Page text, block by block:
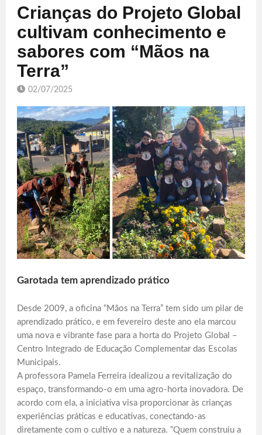
Crianças do Projeto Global
cultivam conhecimento e
sabores com “Mãos na
Terra”
02/07/2025
Garotada tem aprendizado prático
Desde 2009, a oficina “Mãos na Terra” tem sido um pilar de
aprendizado prático, e em fevereiro deste ano ela marcou
uma nova e vibrante fase para a horta do Projeto Global –
Centro Integrado de Educação Complementar das Escolas
Municipais.
A professora Pamela Ferreira idealizou a revitalização do
espaço, transformando-o em uma agro-horta inovadora. De
acordo com ela, a iniciativa visa proporcionar às crianças
experiências práticas e educativas, conectando-as
diretamente com o cultivo e a natureza. “Quem construiu a